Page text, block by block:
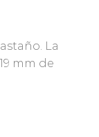
La
mm de